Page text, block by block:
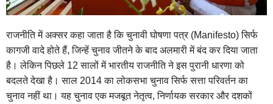
राजनीति में अक्सर कहा जाता है कि चुनावी घोषणा पत्र (Manifesto) सिर्फ
कागजी वादे होते हैं, जिन्हें चुनाव जीतने के बाद अलमारी में बंद कर दिया जाता
है। लेकिन पिछले 12 सालों में भारतीय राजनीति ने इस पुरानी धारणा को
बदलते देखा है। साल 2014 का लोकसभा चुनाव सिर्फ सत्ता परिवर्तन का
चुनाव नहीं था। यह चुनाव एक मजबूत नेतृत्व, निर्णायक सरकार और दशकों